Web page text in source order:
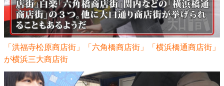
「洪福寺松原商店街」「六角橋商店街」「横浜橋通商店街」
が横浜三大商店街